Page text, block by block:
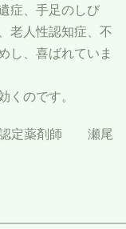
症、手足のしび
老人性認知症、不
し、喜ばれていま
くのです。
認定薬剤師 瀬尾